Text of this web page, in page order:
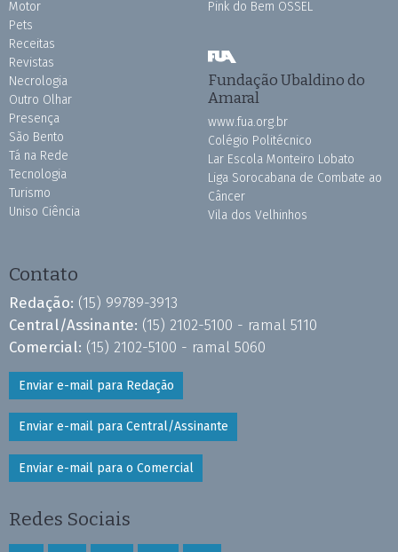
Motor
Pets
Receitas
Revistas
Necrologia
Outro Olhar
Presença
São Bento
Tá na Rede
Tecnologia
Turismo
Uniso Ciência
Pink do Bem OSSEL
Fundação Ubaldino do
Amaral
www.fua.org.br
Colégio Politécnico
Lar Escola Monteiro Lobato
Liga Sorocabana de Combate ao
Câncer
Vila dos Velhinhos
Contato
Redação: (15) 99789-3913
Central/Assinante: (15) 2102-5100 - ramal 5110
Comercial: (15) 2102-5100 - ramal 5060
Enviar e-mail para Redação
Enviar e-mail para Central/Assinante
Enviar e-mail para o Comercial
Redes Sociais